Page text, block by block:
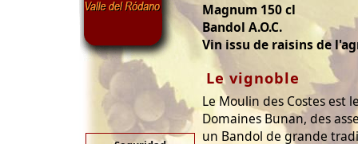
Magnum 150 cl
Bandol A.O.C.
Vin issu de raisins de
Le vignoble
Le Moulin des Costes est
Domaines Bunan, des
un Bandol de grande